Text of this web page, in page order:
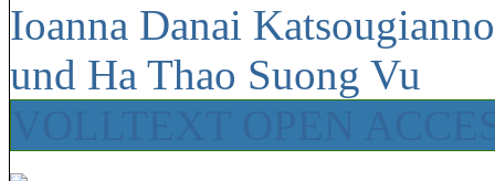
Ioanna Danai
und Ha Thao Suong Vu